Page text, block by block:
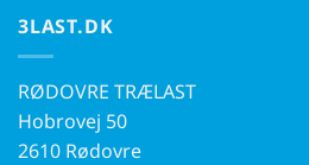
3LAST.DK
RØDOVRE TRÆLAST
Hobrovej 50
2610 Rødovre